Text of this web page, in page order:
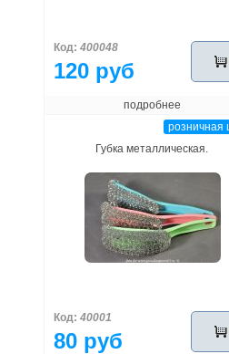
Код: 400048
120 руб
подробнее
розничная
Губка металлическая.
Код: 40001
80 руб